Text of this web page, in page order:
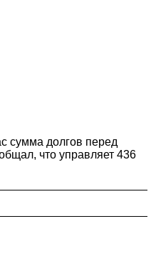
сумма долгов перед
что управляет 436